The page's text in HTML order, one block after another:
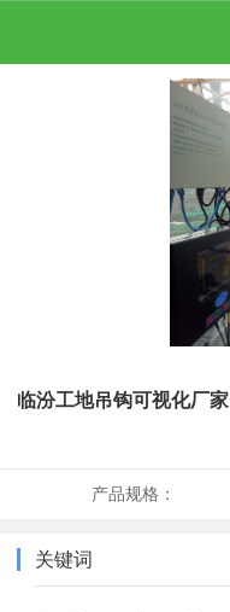
临汾工地吊钩可视化厂家
产品规格：
关键词